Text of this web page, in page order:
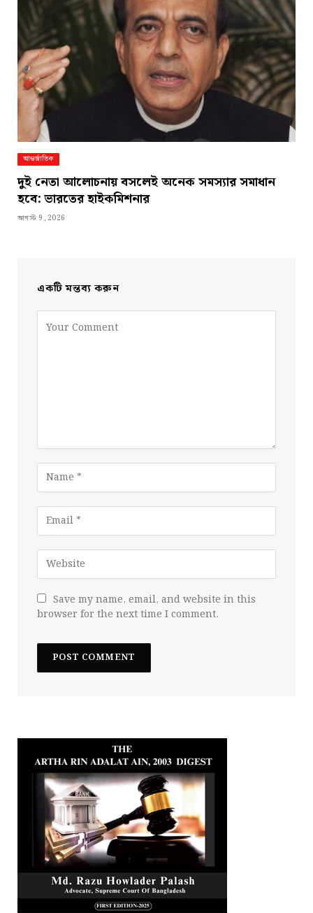
আন্তর্জাতিক
দুই নেতা আলোচনায় বসলেই অনেক সমস্যার সমাধান
হবে: ভারতের হাইকমিশনার
আগস্ট 9, 2026
একটি মন্তব্য করুন
Save my name, email, and website in this
browser for the next time I comment.